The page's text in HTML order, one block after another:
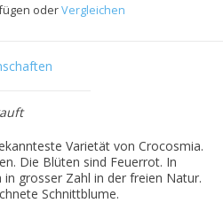
oderVergleichen
Varietät von Crocosmia.
Die Blüten sind Feuerrot. In
grosser Zahl in der freien Natur.
Schnittblume.